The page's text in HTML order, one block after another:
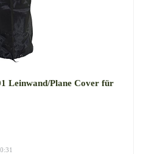
Leinwand/Plane Cover für